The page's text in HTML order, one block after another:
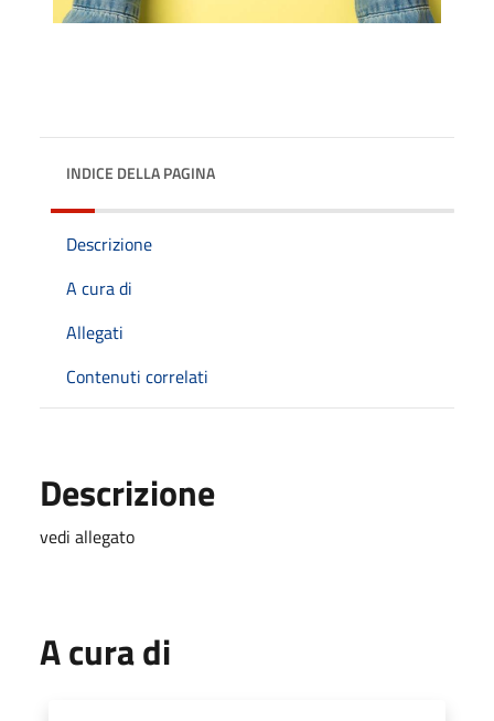
INDICE DELLA PAGINA
Descrizione
A cura di
Allegati
Contenuti correlati
Descrizione
vedi allegato
A cura di